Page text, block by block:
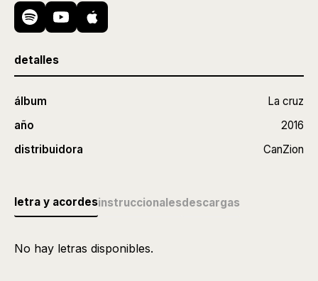
detalles
álbum
La cruz
año
2016
distribuidora
CanZion
letra y acordesinstruccionalesdescargas
No hay letras disponibles.